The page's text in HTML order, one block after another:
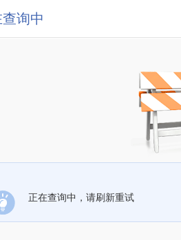
询中
正在查询中，请刷新重试